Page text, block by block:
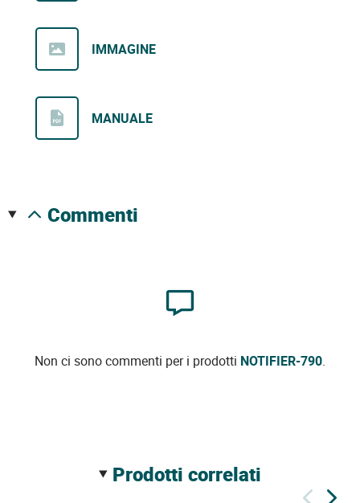
IMMAGINE
MANUALE
commenti
Non ci sono commenti per i prodotti NOTIFIER-790.
prodotti correlati